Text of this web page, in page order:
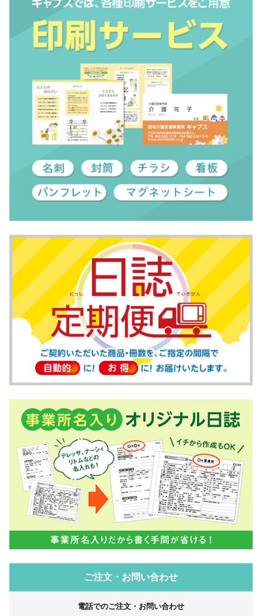
ご注文・お問い合わせ
電話でのご注文・お問い合わせ